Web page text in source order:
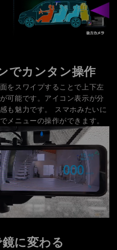
でカンタン操作
をスワイプすることで上下左
可能です。アイコン表示が分
も魅力です。 スマホみたいに
メニューの操作ができます。
に変わる